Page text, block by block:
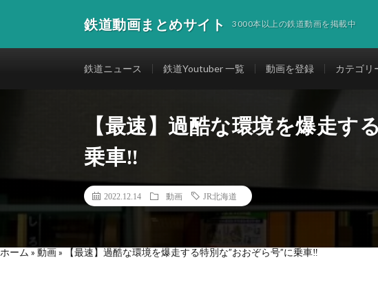
鉄道動画まとめサイト 3000本以上の鉄道動画を掲載中
鉄道ニュース 鉄道Youtuber 一覧 動画を登録 カテゴリ
【最速】過酷な環境を爆走す
乗車‼︎
2022.12.14 動画 JR北海道
ホーム » 動画» 【最速】過酷な環境を爆走する特別な”おおぞら号”に乗車‼︎